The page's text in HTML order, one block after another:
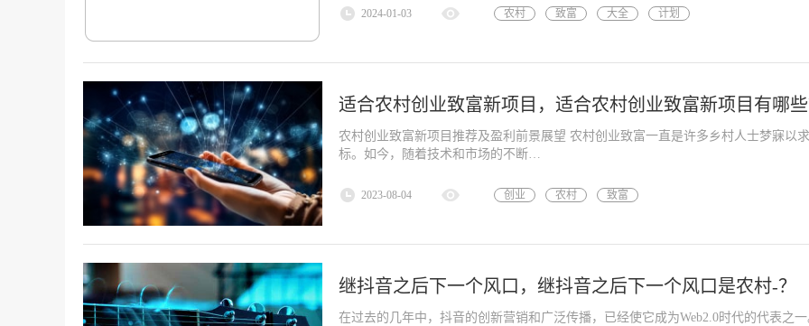
2024-01-03 农村 致富 大全
计划
适合农村创业致富新项目，适合农村创业致富新项目有哪些
农村创业致富新项目推荐及盈利前景展望 农村创业致富一直是许多乡村人士梦寐以
标。如今，随着技术和市场的不断…
2023-08-04 创业 农村 致富
继抖音之后下一个风口，继抖音之后下一个风口是农村-？
在过去的几年中，抖音的创新营销和广泛传播，已经使它成为Web2.0时代的代表之